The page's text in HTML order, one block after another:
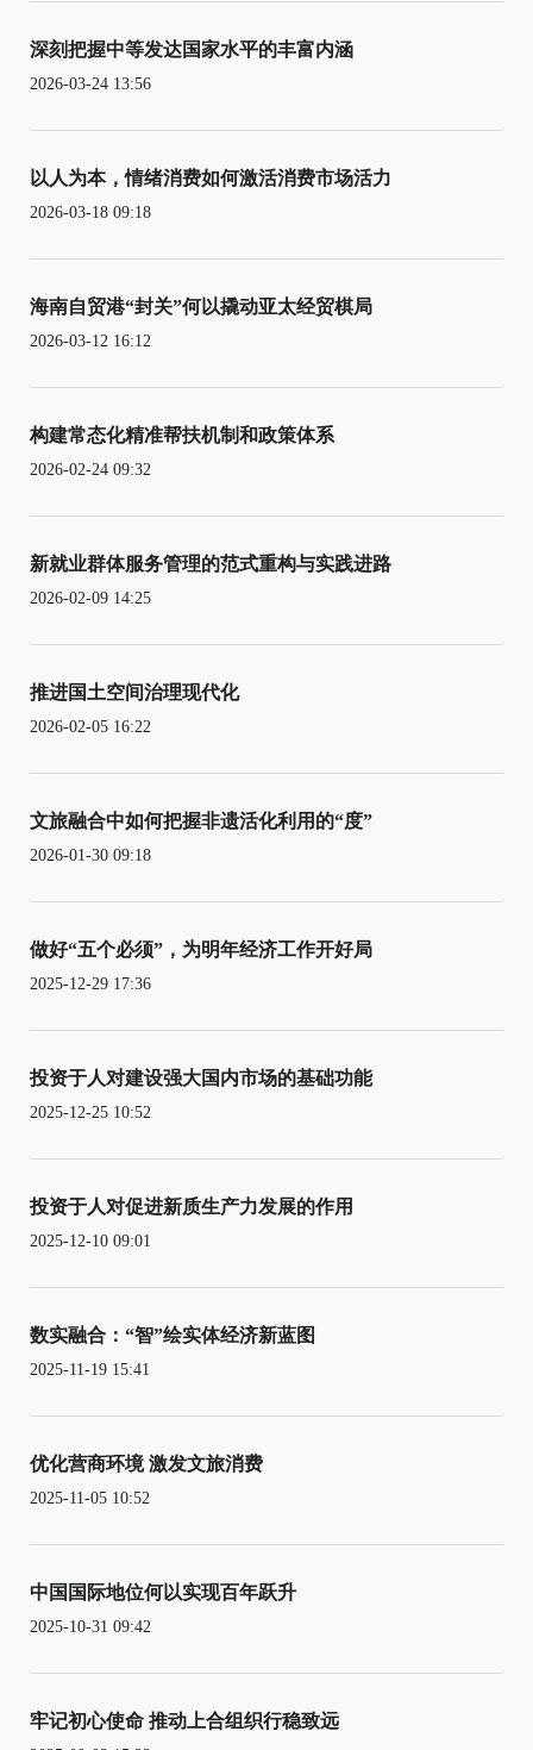
深刻把握中等发达国家水平的丰富内涵
2026-03-24 13:56
以人为本，情绪消费如何激活消费市场活力
2026-03-18 09:18
海南自贸港“封关”何以撬动亚太经贸棋局
2026-03-12 16:12
构建常态化精准帮扶机制和政策体系
2026-02-24 09:32
新就业群体服务管理的范式重构与实践进路
2026-02-09 14:25
推进国土空间治理现代化
2026-02-05 16:22
文旅融合中如何把握非遗活化利用的“度”
2026-01-30 09:18
做好“五个必须”，为明年经济工作开好局
2025-12-29 17:36
投资于人对建设强大国内市场的基础功能
2025-12-25 10:52
投资于人对促进新质生产力发展的作用
2025-12-10 09:01
数实融合：“智”绘实体经济新蓝图
2025-11-19 15:41
优化营商环境 激发文旅消费
2025-11-05 10:52
中国国际地位何以实现百年跃升
2025-10-31 09:42
牢记初心使命 推动上合组织行稳致远